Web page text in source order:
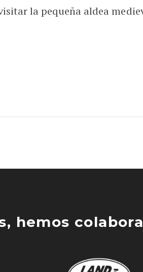
la pequeña aldea
hemos